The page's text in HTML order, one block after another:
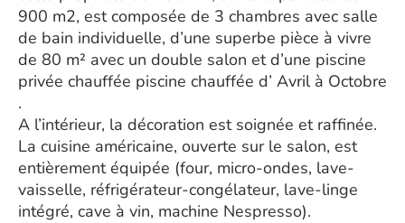
900 m2, est composée de 3 chambres avec salle
de bain individuelle, d’une superbe pièce à vivre
de 80 m² avec un double salon et d’une piscine
privée chauffée piscine chauffée d’ Avril à Octobre
.
A l’intérieur, la décoration est soignée et raffinée.
La cuisine américaine, ouverte sur le salon, est
entièrement équipée (four, micro-ondes, lave-
vaisselle, réfrigérateur-congélateur, lave-linge
intégré, cave à vin, machine Nespresso).